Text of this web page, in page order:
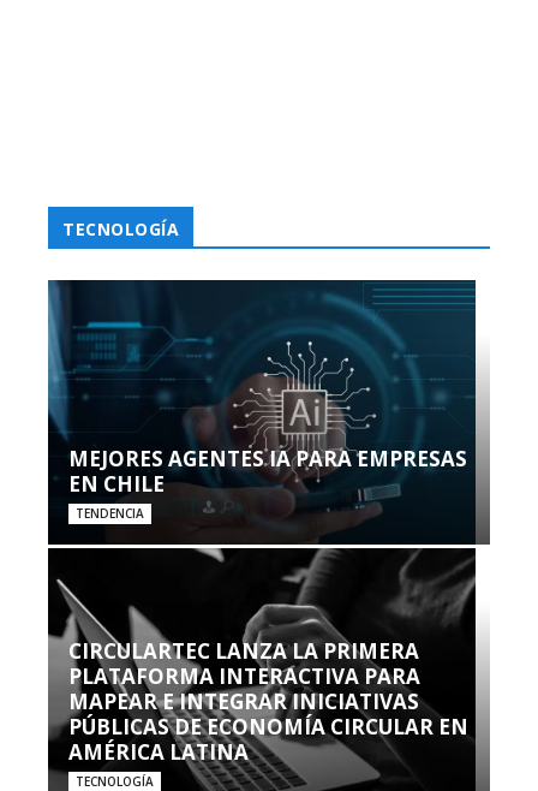
TECNOLOGÍA
MEJORES AGENTES IA PARA EMPRESAS
EN CHILE
TENDENCIA
CIRCULARTEC LANZA LA PRIMERA
PLATAFORMA INTERACTIVA PARA
MAPEAR E INTEGRAR INICIATIVAS
PÚBLICAS DE ECONOMÍA CIRCULAR EN
AMÉRICA LATINA
TECNOLOGÍA